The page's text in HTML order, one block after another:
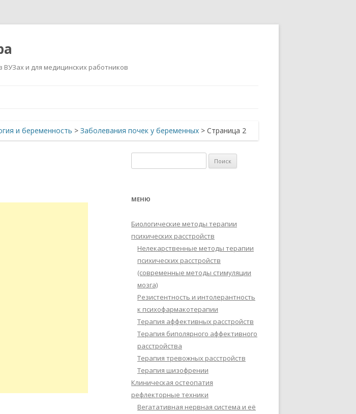
и для медицинских работников
и беременность > Заболевания почек у беременных > Страница 2
МЕНЮ
Биологические методы терапии
психических расстройств
Нелекарственные методы терапии
психических расстройств
(современные методы стимуляции
мозга)
Резистентность и интолерантность
к психофармакотерапии
Терапия аффективных расстройств
Терапия биполярного аффективного
расстройства
Терапия тревожных расстройств
Терапия шизофрении
Клиническая остеопатия
рефлекторные техники
Вегатативная нервная система и её